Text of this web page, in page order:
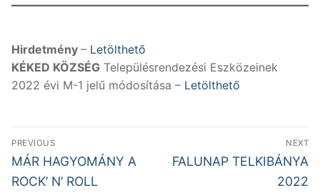
Hirdetmény – Letölthető
KÉKED KÖZSÉG Településrendezési Eszközeinek
2022 évi M-1 jelű módosítása – Letölthető
Bejegyzés
navigáció
PREVIOUS
Previous
post:
MÁR HAGYOMÁNY A
ROCK’ N’ ROLL
NEXT
Next
FALUNAP TELKIBÁNYA
2022